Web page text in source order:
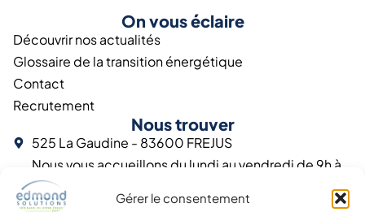
Gérer le consentement
On vous éclaire
Découvrir nos actualités
Glossaire de la transition énergétique
Contact
Recrutement
Nous trouver
525 La Gaudine - 83600 FREJUS
Nous vous accueillons du lundi au vendredi de 9h à
12h et de 14h à 17h30
Labels et agréments